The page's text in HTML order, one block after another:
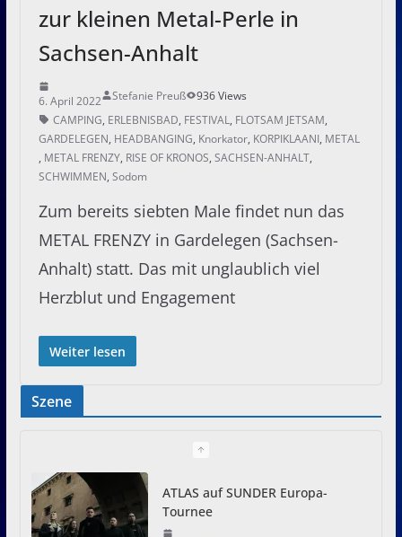
zur kleinen Metal-Perle in
Sachsen-Anhalt
6. April 2022 Stefanie Preuß
936 Views
CAMPING, ERLEBNISBAD, FESTIVAL, FLOTSAM JETSAM,
GARDELEGEN, HEADBANGING, Knorkator, KORPIKLAANI, METAL
, METAL FRENZY, RISE OF KRONOS, SACHSEN-ANHALT,
SCHWIMMEN, Sodom
Zum bereits siebten Male findet nun das
METAL FRENZY in Gardelegen (Sachsen-
Anhalt) statt. Das mit unglaublich viel
Herzblut und Engagement
Weiter lesen
Szene
ATLAS auf SUNDER Europa-
Tournee